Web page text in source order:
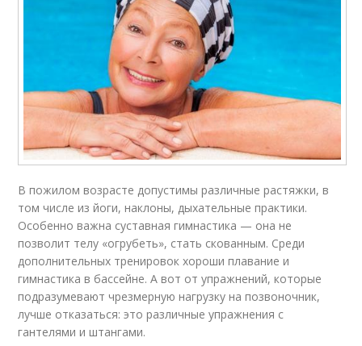
В пожилом возрасте допустимы различные растяжки, в
том числе из йоги, наклоны, дыхательные практики.
Особенно важна суставная гимнастика — она не
позволит телу «огрубеть», стать скованным. Среди
дополнительных тренировок хороши плавание и
гимнастика в бассейне. А вот от упражнений, которые
подразумевают чрезмерную нагрузку на позвоночник,
лучше отказаться: это различные упражнения с
гантелями и штангами.